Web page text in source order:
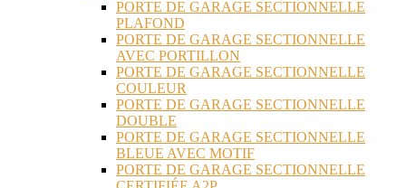
PORTE DE GARAGE SECTIONNELLE
PLAFOND
PORTE DE GARAGE SECTIONNELLE
AVEC PORTILLON
PORTE DE GARAGE SECTIONNELLE
COULEUR
PORTE DE GARAGE SECTIONNELLE
DOUBLE
PORTE DE GARAGE SECTIONNELLE
BLEUE AVEC MOTIF
PORTE DE GARAGE SECTIONNELLE